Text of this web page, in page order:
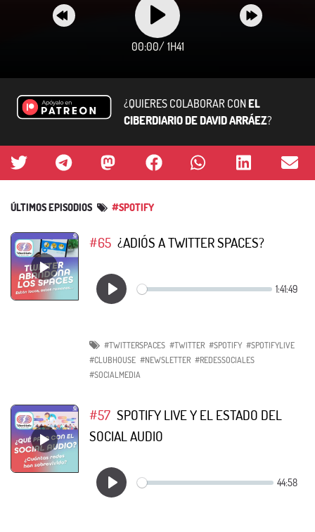
00:00/ 1H41
¿QUIERES COLABORAR CONEL
CIBERDIARIO DE DAVID ARRÁEZ?
ÚLTIMOS EPISODIOS #SPOTIFY
#65 ¿ADIÓS A TWITTER SPACES?
#TWITTERSPACES #TWITTER #SPOTIFY #SPOTIFYLIVE
#CLUBHOUSE #NEWSLETTER #REDESSOCIALES
#SOCIALMEDIA
#57 SPOTIFY LIVE Y EL ESTADO DEL
SOCIAL AUDIO